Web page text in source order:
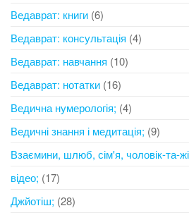
Ведаврат: книги (6)
Ведаврат: консультація (4)
Ведаврат: навчання (10)
Ведаврат: нотатки (16)
Ведична нумерологія; (4)
Ведичні знання і медитація; (9)
Взаємини, шлюб, сім'я, чоловік-та-
відео; (17)
Джйотіш; (28)